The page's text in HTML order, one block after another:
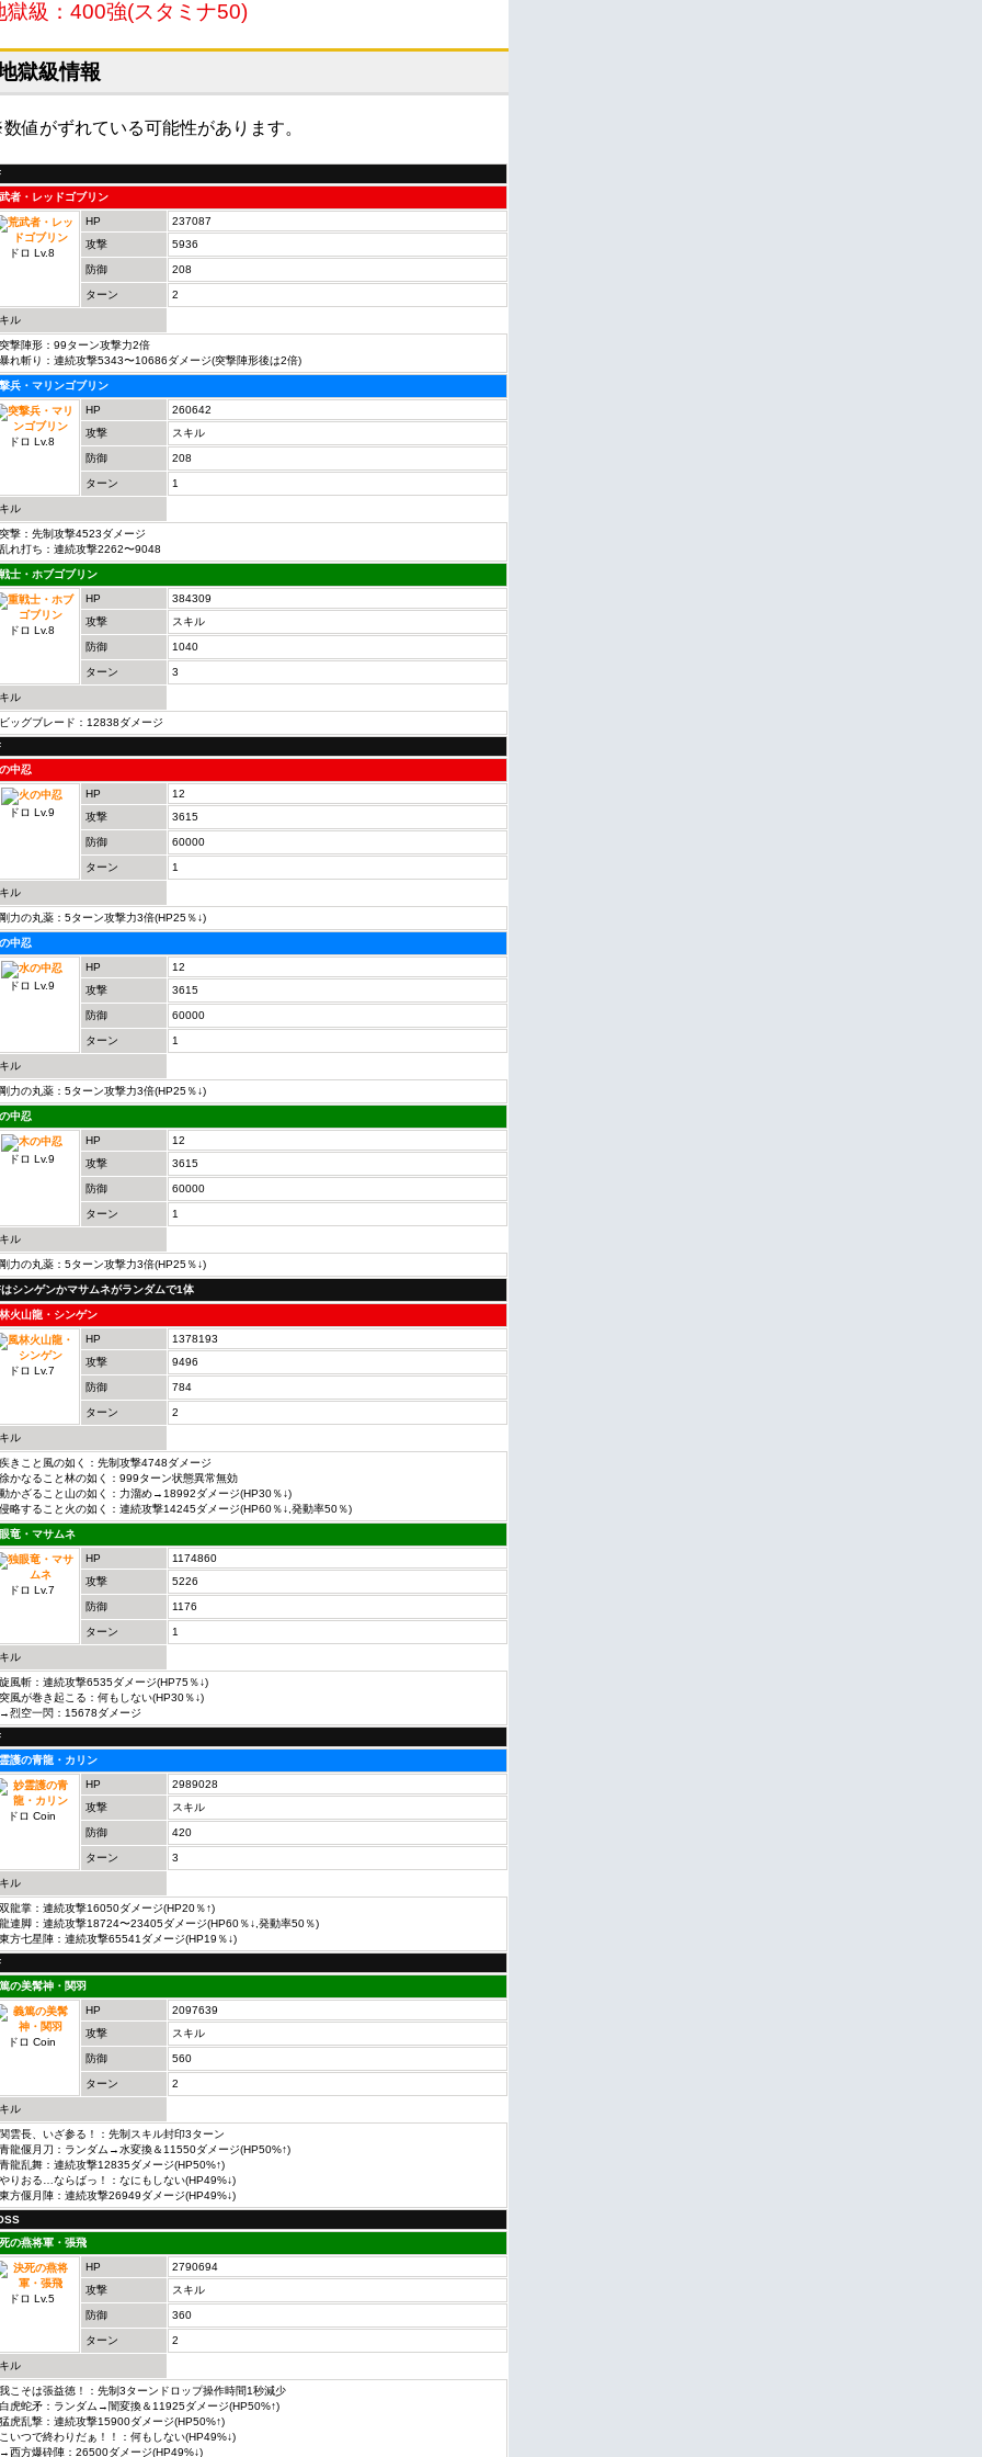
獄級：400強(スタミナ50)
獄級情報
値がずれている可能性があります。
者・レッドゴブリン
ドロ Lv.8
HP
237087
攻撃
5936
防御 208
ターン 2
ル
突撃陣形：99ターン攻撃力2倍
暴れ斬り：連続攻撃5343〜10686ダメージ(突撃陣形後は2倍)
兵・マリンゴブリン
ドロ Lv.8
HP
260642
攻撃
スキル
防御 208
ターン 1
ル
突撃：先制攻撃4523ダメージ
乱れ打ち：連続攻撃2262〜9048
士・ホブゴブリン
ドロ Lv.8
HP
384309
攻撃
スキル
防御 1040
ターン 3
ル
ビッグブレード：12838ダメージ
中忍
ドロ Lv.9
HP
12
攻撃
3615
防御 60000
ターン 1
ル
剛力の丸薬：5ターン攻撃力3倍(HP25％↓)
中忍
ドロ Lv.9
HP
12
攻撃
3615
防御 60000
ターン 1
ル
剛力の丸薬：5ターン攻撃力3倍(HP25％↓)
中忍
ドロ Lv.9
HP
12
攻撃
3615
防御 60000
ターン 1
ル
剛力の丸薬：5ターン攻撃力3倍(HP25％↓)
シンゲンかマサムネがランダムで1体
火山龍・シンゲン
ドロ Lv.7
HP
1378193
攻撃
9496
防御 784
ターン 2
ル
疾きこと風の如く：先制攻撃4748ダメージ
徐かなること林の如く：999ターン状態異常無効
動かざること山の如く：力溜め→18992ダメージ(HP30％↓)
侵略すること火の如く：連続攻撃14245ダメージ(HP60％↓,発動率50％)
竜・マサムネ
ドロ Lv.7
HP
1174860
攻撃
5226
防御 1176
ターン 1
ル
旋風斬：連続攻撃6535ダメージ(HP75％↓)
突風が巻き起こる：何もしない(HP30％↓)
空一閃：15678ダメージ
護の青龍・カリン
ドロ Coin
HP
2989028
攻撃
スキル
防御 420
ターン 3
ル
双龍掌：連続攻撃16050ダメージ(HP20％↑)
龍連脚：連続攻撃18724〜23405ダメージ(HP60％↓,発動率50％)
東方七星陣：連続攻撃65541ダメージ(HP19％↓)
の美髯神・関羽
ドロ Coin
HP
2097639
攻撃
スキル
防御 560
ターン 2
ル
関雲長、いざ参る！：先制スキル封印3ターン
青龍偃月刀：ランダム→水変換＆11550ダメージ(HP50%↑)
青龍乱舞：連続攻撃12835ダメージ(HP50%↑)
やりおる…ならばっ！：なにもしない(HP49%↓)
東方偃月陣：連続攻撃26949ダメージ(HP49%↓)
の燕将軍・張飛
ドロ Lv.5
HP
2790694
攻撃
スキル
防御 360
ターン 2
ル
我こそは張益徳！：先制3ターンドロップ操作時間1秒減少
白虎蛇矛：ランダム→闇変換＆11925ダメージ(HP50%↑)
猛虎乱撃：連続攻撃15900ダメージ(HP50%↑)
こいつで終わりだぁ！！：何もしない(HP49%↓)
方爆砕陣：26500ダメージ(HP49%↓)